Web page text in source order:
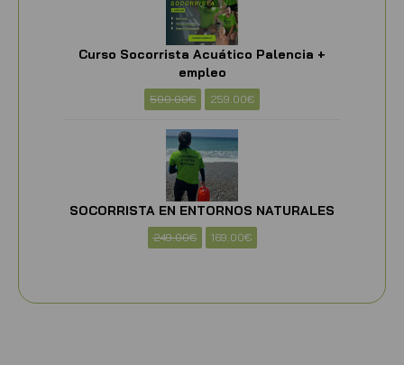
Curso Socorrista Acuático Palencia +
empleo
500.00€ 259.00€
SOCORRISTA EN ENTORNOS NATURALES
249.00€ 169.00€